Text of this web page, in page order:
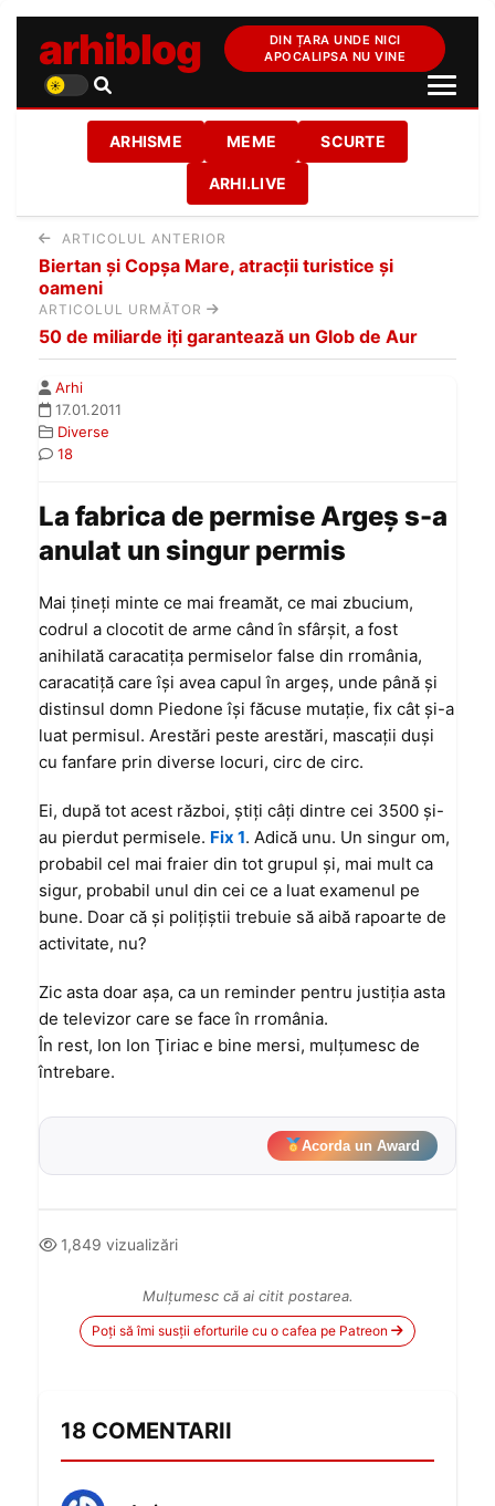
arhiblog
DIN ȚARA UNDE NICI
APOCALIPSA NU VINE
ARHISME MEME SCURTE
ARHI.LIVE
ARTICOLUL ANTERIOR
Biertan şi Copşa Mare, atracţii turistice şi
oameni
ARTICOLUL URMĂTOR
50 de miliarde iţi garantează un Glob de Aur
Arhi
17.01.2011
Diverse
18
La fabrica de permise Argeş s-a
anulat un singur permis
Mai ţineţi minte ce mai freamăt, ce mai zbucium,
codrul a clocotit de arme când în sfârşit, a fost
anihilată caracatiţa permiselor false din rromânia,
caracatiţă care îşi avea capul în argeş, unde până şi
distinsul domn Piedone îşi făcuse mutaţie, fix cât şi-a
luat permisul. Arestări peste arestări, mascaţii duşi
cu fanfare prin diverse locuri, circ de circ.
Ei, după tot acest război, ştiţi câţi dintre cei 3500 şi-
au pierdut permisele. Fix 1. Adică unu. Un singur om,
probabil cel mai fraier din tot grupul şi, mai mult ca
sigur, probabil unul din cei ce a luat examenul pe
bune. Doar că şi poliţiştii trebuie să aibă rapoarte de
activitate, nu?
Zic asta doar aşa, ca un reminder pentru justiţia asta
de televizor care se face în rromânia.
În rest, Ion Ion Ţiriac e bine mersi, mulţumesc de
întrebare.
Acorda un Award
1,849 vizualizări
Mulțumesc că ai citit postarea.
Poți să îmi susții eforturile cu o cafea pe Patreon
18 COMENTARII